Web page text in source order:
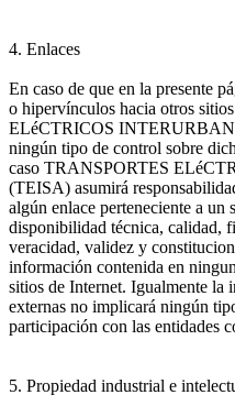
4. Enlaces
En caso de que en la presente
o hipervínculos hacia otros
ELéCTRICOS
ningún tipo de control sobre
caso TRANSPORTES
(TEISA) asumirá
algún enlace perteneciente a
disponibilidad técnica, calidad,
veracidad, validez y
información contenida en
sitios de Internet. Igualmente la
externas no implicará ningún
participación con las entidades
5. Propiedad industrial e